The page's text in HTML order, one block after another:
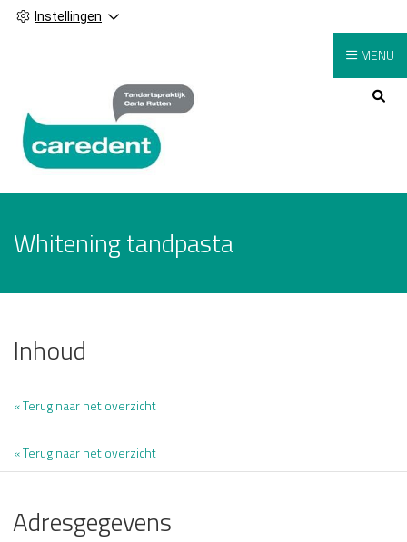
Instellingen
Hoofdmenu
MENU
Whitening tandpasta
Inhoud
« Terug naar het overzicht
« Terug naar het overzicht
Adresgegevens